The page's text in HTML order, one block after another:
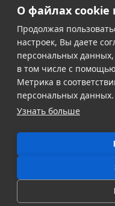
Продукты питания
Творческий офис
Дезинфекция и
Хозяйственные
Школьно-
Клиентам
Акции
Контакты
Доставка и оплата
Политика в
Политика
2026, © Офис-Дом -
Калининграде, Все права
Карта сайта.
О файлах cookie
Продолжая
настроек, Вы даете
персональных данных,
в том числе с
Метрика в
персональных данных.
Узнать больше